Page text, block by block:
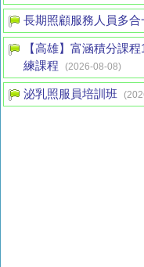
長期照顧服務人員多
【高雄】富涵積分課
練課程
(2026-08-08)
泌乳照服員培訓班